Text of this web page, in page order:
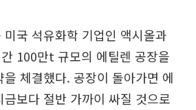
국 석유화학 기업인 액시올과
100만t 규모의 에틸렌 공장을
체결했다. 공장이 돌아가면 에
금보다 절반 가까이 싸질 것으로